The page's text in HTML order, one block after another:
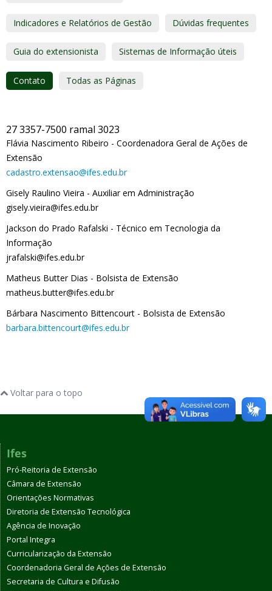
Indicadores e Relatórios de Gestão Dúvidas frequentes
Guia do extensionista Sistemas de Informação úteis
Contato Todas as Páginas
27 3357-7500 ramal 3023
Flávia Nascimento Ribeiro - Coordenadora Geral de Ações de
Extensão
cadastro.extensao@ifes.edu.br
Gisely Raulino Vieira - Auxiliar em Administração
gisely.vieira@ifes.edu.br
Jackson do Prado Rafalski - Técnico em Tecnologia da
Informação
jrafalski@ifes.edu.br
Matheus Butter Dias - Bolsista de Extensão
matheus.butter@ifes.edu.br
Bárbara Nascimento Bittencourt - Bolsista de Extensão
barbara.bittencourt@ifes.edu.br
Voltar para o topo
Ifes
Pró-Reitoria de Extensão
Câmara de Extensão
Orientações Normativas
Diretoria de Extensão Tecnológica
Agência de Inovação
Portal Integra
Curricularização da Extensão
Coordenadoria Geral de Ações de Extensão
Secretaria de Cultura e Difusão